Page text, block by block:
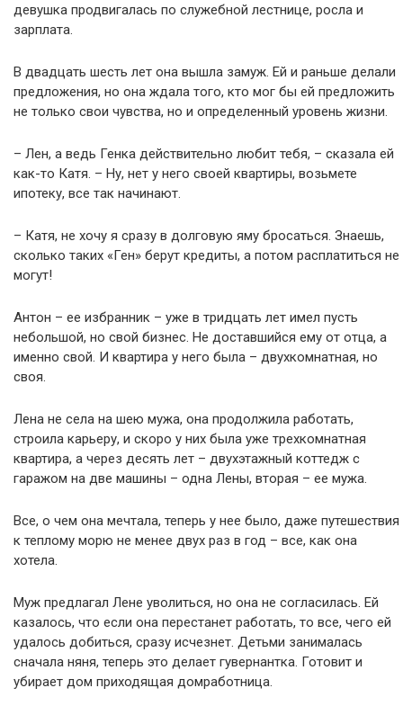
девушка продвигалась по служебной лестнице, росла и
зарплата.
В двадцать шесть лет она вышла замуж. Ей и раньше делали
предложения, но она ждала того, кто мог бы ей предложить
не только свои чувства, но и определенный уровень жизни.
– Лен, а ведь Генка действительно любит тебя, – сказала ей
как-то Катя. – Ну, нет у него своей квартиры, возьмете
ипотеку, все так начинают.
– Катя, не хочу я сразу в долговую яму бросаться. Знаешь,
сколько таких «Ген» берут кредиты, а потом расплатиться не
могут!
Антон – ее избранник – уже в тридцать лет имел пусть
небольшой, но свой бизнес. Не доставшийся ему от отца, а
именно свой. И квартира у него была – двухкомнатная, но
своя.
Лена не села на шею мужа, она продолжила работать,
строила карьеру, и скоро у них была уже трехкомнатная
квартира, а через десять лет – двухэтажный коттедж с
гаражом на две машины – одна Лены, вторая – ее мужа.
Все, о чем она мечтала, теперь у нее было, даже путешествия
к теплому морю не менее двух раз в год – все, как она
хотела.
Муж предлагал Лене уволиться, но она не согласилась. Ей
казалось, что если она перестанет работать, то все, чего ей
удалось добиться, сразу исчезнет. Детьми занималась
сначала няня, теперь это делает гувернантка. Готовит и
убирает дом приходящая домработница.